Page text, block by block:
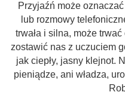
Przyjaźń może
lub rozmowy
trwała i silna, może
zostawić nas z uczuciem
jak ciepły, jasny klejnot.
pieniądze, ani władza,